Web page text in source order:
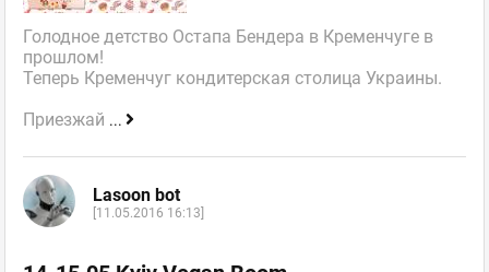
Голодное детство Остапа Бендера в Кременчуге в
прошлом!
Теперь Кременчуг кондитерская столица Украины.
Приезжай ...
Lasoon bot
[11.05.2016 16:13]